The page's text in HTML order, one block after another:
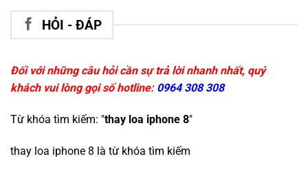
HỎI - ĐÁP
Đối với những câu hỏi cần sự trả lời nhanh nhất, quý
khách vui lòng gọi số hotline: 0964 308 308
Từ khóa tìm kiếm: "thay loa iphone 8"
thay loa iphone 8 là từ khóa tìm kiếm